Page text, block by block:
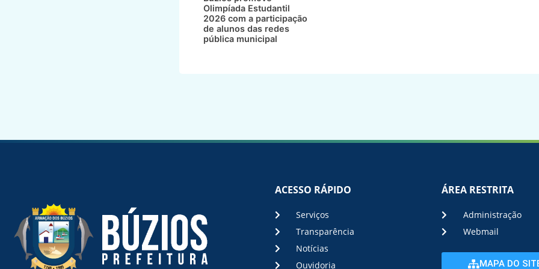
Olimpíada Estudantil
2026 com a participação
de alunos das redes
pública municipal
ACESSO RÁPIDO
Serviços
Transparência
Notícias
Ouvidoria
ÁREA RESTRITA
Administração
Webmail
MAPA DO